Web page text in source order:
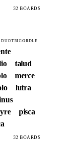
32 BOARDS
DUOTRIGORDLE
talud
merce
lutra
pisca
32 BOARDS